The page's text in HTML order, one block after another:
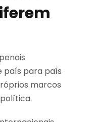
país para país
marcos